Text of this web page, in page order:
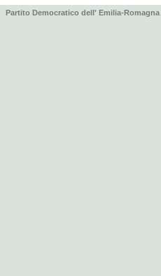
Partito Democratico dell' Emilia-Romagna